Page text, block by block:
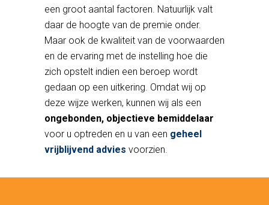
een groot aantal factoren. Natuurlijk valt
daar de hoogte van de premie onder.
Maar ook de kwaliteit van de voorwaarden
en de ervaring met de instelling hoe die
zich opstelt indien een beroep wordt
gedaan op een uitkering. Omdat wij op
deze wijze werken, kunnen wij als een
ongebonden, objectieve bemiddelaar
voor u optreden en u van een geheel
vrijblijvend advies voorzien.